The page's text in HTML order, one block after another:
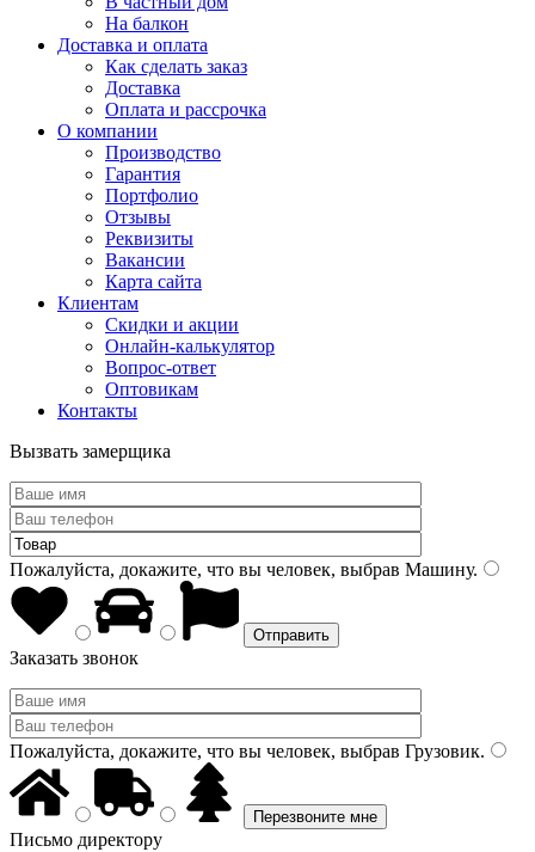
На балкон
Доставка и оплата
Как сделать заказ
Доставка
Оплата и рассрочка
О компании
Производство
Гарантия
Портфолио
Отзывы
Реквизиты
Вакансии
Карта сайта
Клиентам
Скидки и акции
Онлайн-калькулятор
Вопрос-ответ
Оптовикам
Контакты
Вызвать замерщика
Пожалуйста, докажите, что вы человек, выбрав Машину.
Заказать звонок
Пожалуйста, докажите, что вы человек, выбрав Грузовик.
Письмо директору